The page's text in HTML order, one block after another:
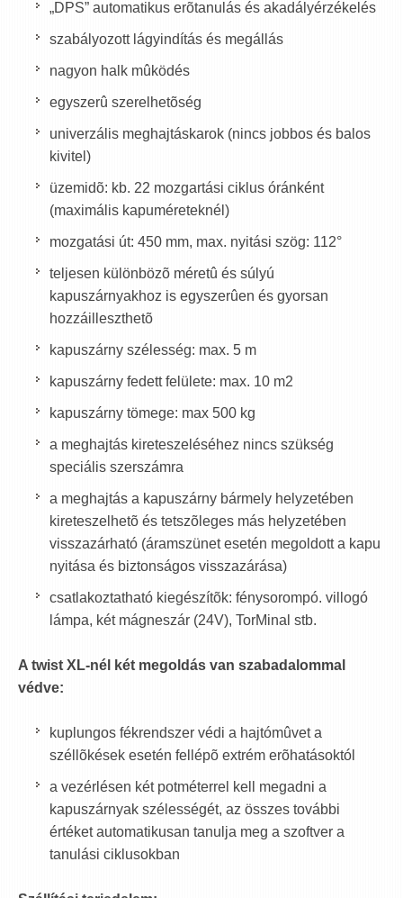
„DPS” automatikus erõtanulás és akadályérzékelés
szabályozott lágyindítás és megállás
nagyon halk mûködés
egyszerû szerelhetõség
univerzális meghajtáskarok (nincs jobbos és balos
kivitel)
üzemidõ: kb. 22 mozgartási ciklus óránként
(maximális kapuméreteknél)
mozgatási út: 450 mm, max. nyitási szög: 112°
teljesen különbözõ méretû és súlyú
kapuszárnyakhoz is egyszerûen és gyorsan
hozzáilleszthetõ
kapuszárny szélesség: max. 5 m
kapuszárny fedett felülete: max. 10 m2
kapuszárny tömege: max 500 kg
a meghajtás kireteszeléséhez nincs szükség
speciális szerszámra
a meghajtás a kapuszárny bármely helyzetében
kireteszelhetõ és tetszõleges más helyzetében
visszazárható (áramszünet esetén megoldott a kapu
nyitása és biztonságos visszazárása)
csatlakoztatható kiegészítõk: fénysorompó. villogó
lámpa, két mágneszár (24V), TorMinal stb.
A twist XL-nél két megoldás van szabadalommal
védve:
kuplungos fékrendszer védi a hajtómûvet a
széllõkések esetén fellépõ extrém erõhatásoktól
a vezérlésen két potméterrel kell megadni a
kapuszárnyak szélességét, az összes további
értéket automatikusan tanulja meg a szoftver a
tanulási ciklusokban